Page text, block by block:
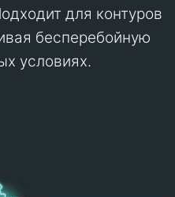
для контуров
бесперебойную
условиях.